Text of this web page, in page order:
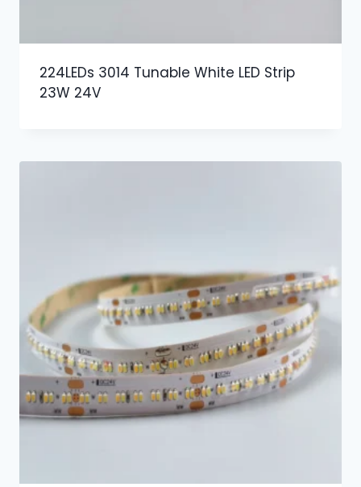
224LEDs 3014 Tunable White LED Strip
23W 24V